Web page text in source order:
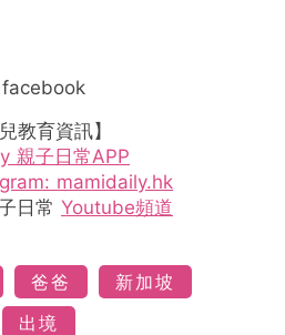
facebook
教育資訊】
親子日常APP
mamidaily.hk
日常 Youtube頻道
爸爸
新加坡
出境